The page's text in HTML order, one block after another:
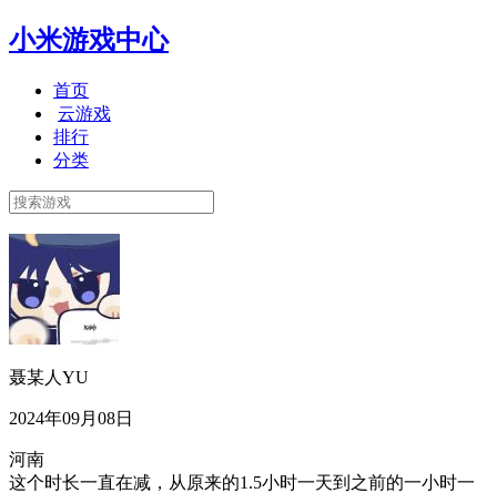
小米游戏中心
首页
云游戏
排行
分类
聂某人YU
2024年09月08日
河南
这个时长一直在减，从原来的1.5小时一天到之前的一小时一